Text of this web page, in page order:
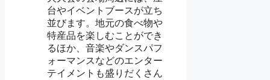
台やイベントブースが立ち
並びます。地元の食べ物や
特産品を楽しむことができ
るほか、音楽やダンスパフ
ォーマンスなどのエンター
テイメントも盛りだくさん